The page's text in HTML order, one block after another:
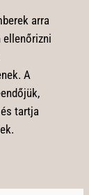
arra
ellenőrizni
A
tartja